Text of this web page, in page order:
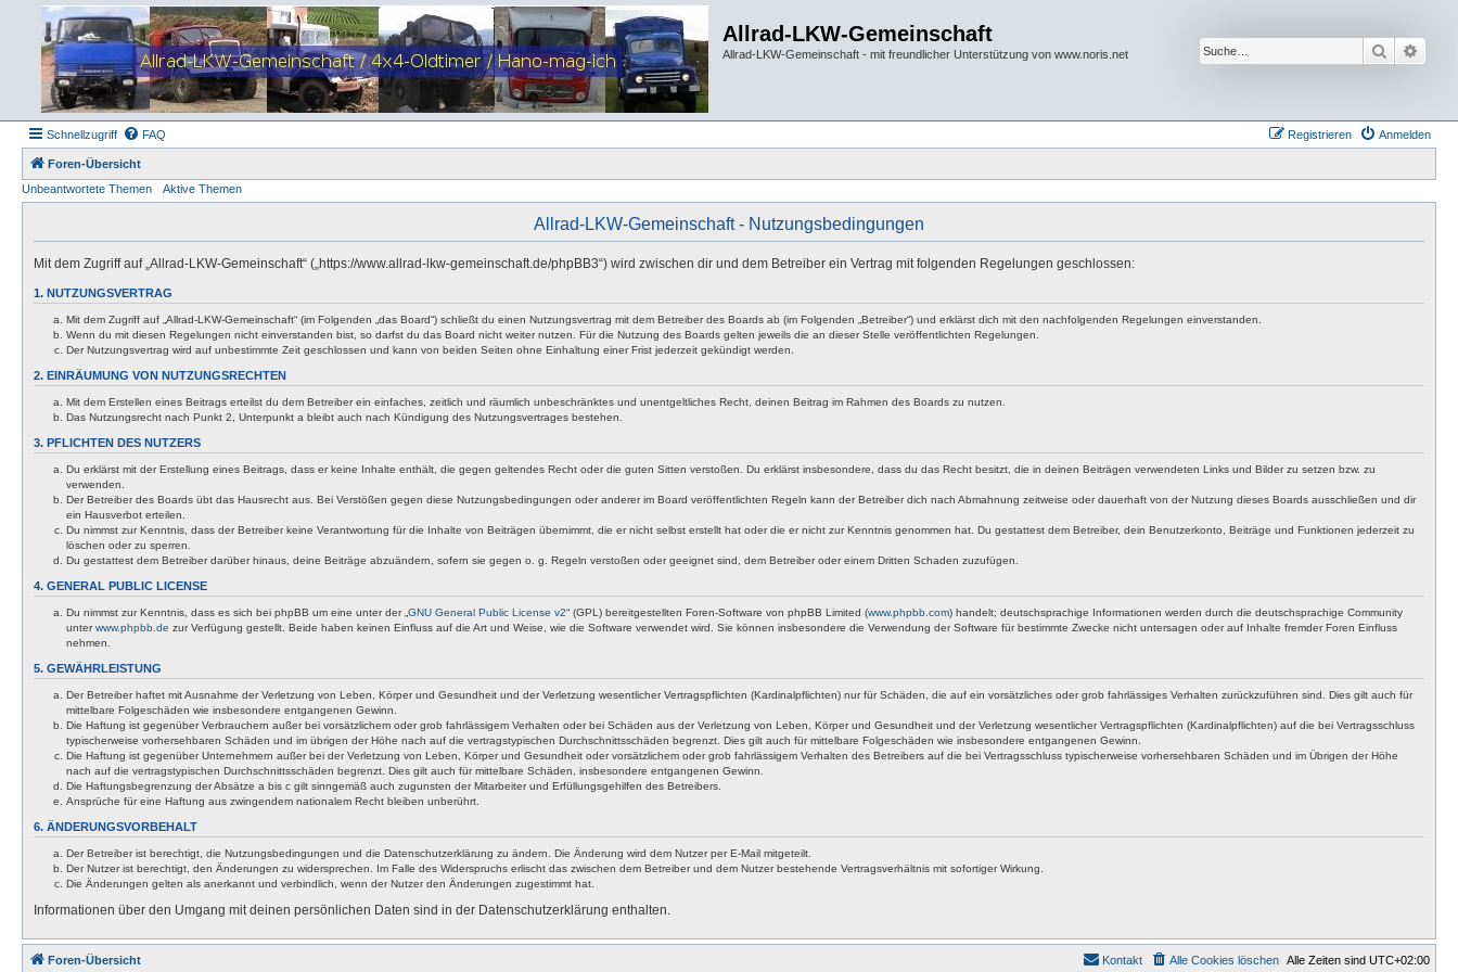
Allrad-LKW-Gemeinschaft
Allrad-LKW-Gemeinschaft - mit freundlicher Unterstützung von www.noris.net Suche
Schnellzugriff FAQ Anmelden
Registrieren
Foren-Übersicht
Unbeantwortete Themen
Aktive Themen
Allrad-LKW-Gemeinschaft - Nutzungsbedingungen
Mit dem Zugriff auf „Allrad-LKW-Gemeinschaft“ („https://www.allrad-lkw-gemeinschaft.de/phpBB3“) wird zwischen dir und dem Betreiber ein Vertrag mit folgenden Regelungen geschlossen:
1. NUTZUNGSVERTRAG
Mit dem Zugriff auf „Allrad-LKW-Gemeinschaft“ (im Folgenden „das Board“) schließt du einen Nutzungsvertrag mit dem Betreiber des Boards ab (im Folgenden „Betreiber“) und erklärst dich mit den nachfolgenden Regelungen einverstanden.
Wenn du mit diesen Regelungen nicht einverstanden bist, so darfst du das Board nicht weiter nutzen. Für die Nutzung des Boards gelten jeweils die an dieser Stelle veröffentlichten Regelungen.
Der Nutzungsvertrag wird auf unbestimmte Zeit geschlossen und kann von beiden Seiten ohne Einhaltung einer Frist jederzeit gekündigt werden.
2. EINRÄUMUNG VON NUTZUNGSRECHTEN
Mit dem Erstellen eines Beitrags erteilst du dem Betreiber ein einfaches, zeitlich und räumlich unbeschränktes und unentgeltliches Recht, deinen Beitrag im Rahmen des Boards zu nutzen.
Das Nutzungsrecht nach Punkt 2, Unterpunkt a bleibt auch nach Kündigung des Nutzungsvertrages bestehen.
3. PFLICHTEN DES NUTZERS
Du erklärst mit der Erstellung eines Beitrags, dass er keine Inhalte enthält, die gegen geltendes Recht oder die guten Sitten verstoßen. Du erklärst insbesondere, dass du das Recht besitzt, die in deinen Beiträgen verwendeten Links und Bilder zu setzen bzw. zu
verwenden.
Der Betreiber des Boards übt das Hausrecht aus. Bei Verstößen gegen diese Nutzungsbedingungen oder anderer im Board veröffentlichten Regeln kann der Betreiber dich nach Abmahnung zeitweise oder dauerhaft von der Nutzung dieses Boards ausschließen und dir
ein Hausverbot erteilen.
Du nimmst zur Kenntnis, dass der Betreiber keine Verantwortung für die Inhalte von Beiträgen übernimmt, die er nicht selbst erstellt hat oder die er nicht zur Kenntnis genommen hat. Du gestattest dem Betreiber, dein Benutzerkonto, Beiträge und Funktionen jederzeit zu
löschen oder zu sperren.
Du gestattest dem Betreiber darüber hinaus, deine Beiträge abzuändern, sofern sie gegen o. g. Regeln verstoßen oder geeignet sind, dem Betreiber oder einem Dritten Schaden zuzufügen.
4. GENERAL PUBLIC LICENSE
Du nimmst zur Kenntnis, dass es sich bei phpBB um eine unter der „ GNU General Public License v2“ (GPL) bereitgestellten Foren-Software von phpBB Limited (www.phpbb.com) handelt; deutschsprachige Informationen werden durch die deutschsprachige Community
unterwww.phpbb.de zur Verfügung gestellt. Beide haben keinen Einfluss auf die Art und Weise, wie die Software verwendet wird. Sie können insbesondere die Verwendung der Software für bestimmte Zwecke nicht untersagen oder auf Inhalte fremder Foren Einfluss
nehmen.
5. GEWÄHRLEISTUNG
Der Betreiber haftet mit Ausnahme der Verletzung von Leben, Körper und Gesundheit und der Verletzung wesentlicher Vertragspflichten (Kardinalpflichten) nur für Schäden, die auf ein vorsätzliches oder grob fahrlässiges Verhalten zurückzuführen sind. Dies gilt auch für
mittelbare Folgeschäden wie insbesondere entgangenen Gewinn.
Die Haftung ist gegenüber Verbrauchern außer bei vorsätzlichem oder grob fahrlässigem Verhalten oder bei Schäden aus der Verletzung von Leben, Körper und Gesundheit und der Verletzung wesentlicher Vertragspflichten (Kardinalpflichten) auf die bei Vertragsschluss
typischerweise vorhersehbaren Schäden und im übrigen der Höhe nach auf die vertragstypischen Durchschnittsschäden begrenzt. Dies gilt auch für mittelbare Folgeschäden wie insbesondere entgangenen Gewinn.
Die Haftung ist gegenüber Unternehmern außer bei der Verletzung von Leben, Körper und Gesundheit oder vorsätzlichem oder grob fahrlässigem Verhalten des Betreibers auf die bei Vertragsschluss typischerweise vorhersehbaren Schäden und im Übrigen der Höhe
nach auf die vertragstypischen Durchschnittsschäden begrenzt. Dies gilt auch für mittelbare Schäden, insbesondere entgangenen Gewinn.
Die Haftungsbegrenzung der Absätze a bis c gilt sinngemäß auch zugunsten der Mitarbeiter und Erfüllungsgehilfen des Betreibers.
Ansprüche für eine Haftung aus zwingendem nationalem Recht bleiben unberührt.
6. ÄNDERUNGSVORBEHALT
Der Betreiber ist berechtigt, die Nutzungsbedingungen und die Datenschutzerklärung zu ändern. Die Änderung wird dem Nutzer per E-Mail mitgeteilt.
Der Nutzer ist berechtigt, den Änderungen zu widersprechen. Im Falle des Widerspruchs erlischt das zwischen dem Betreiber und dem Nutzer bestehende Vertragsverhältnis mit sofortiger Wirkung.
Die Änderungen gelten als anerkannt und verbindlich, wenn der Nutzer den Änderungen zugestimmt hat.
Informationen über den Umgang mit deinen persönlichen Daten sind in der Datenschutzerklärung enthalten.
Foren-Übersicht Alle Zeiten sind UTC+02:00
Alle Cookies löschen
Kontakt